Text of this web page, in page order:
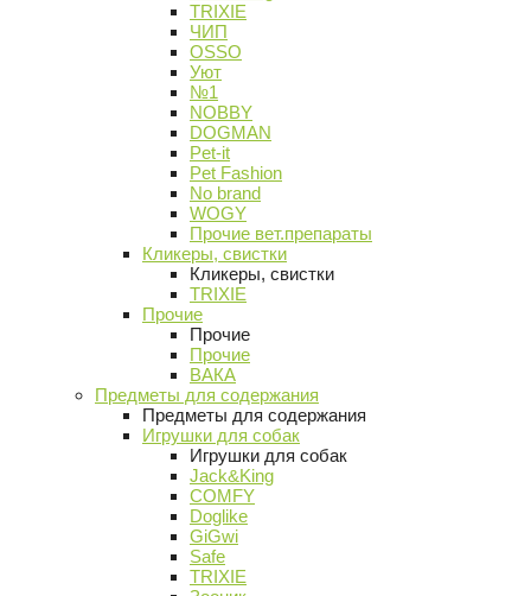
TRIXIE
ЧИП
OSSO
Уют
№1
NOBBY
DOGMAN
Pet-it
Pet Fashion
No brand
WOGY
Прочие вет.препараты
Кликеры, свистки
Кликеры, свистки
TRIXIE
Прочие
Прочие
Прочие
ВАКА
Предметы для содержания
Предметы для содержания
Игрушки для собак
Игрушки для собак
Jack&King
COMFY
Doglike
GiGwi
Safe
TRIXIE